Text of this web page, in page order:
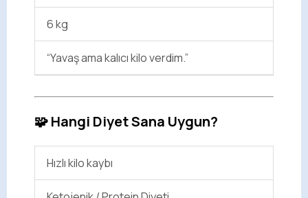
6 kg
“Yavaş ama kalıcı kilo verdim.”
🧩 Hangi Diyet Sana Uygun?
Hızlı kilo kaybı